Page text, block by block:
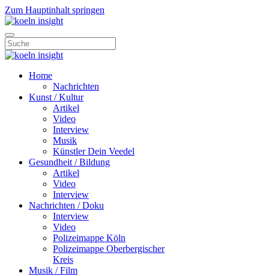
Zum Hauptinhalt springen
Home
Nachrichten
Kunst / Kultur
Artikel
Video
Interview
Musik
Künstler Dein Veedel
Gesundheit / Bildung
Artikel
Video
Interview
Nachrichten / Doku
Interview
Video
Polizeimappe Köln
Polizeimappe Oberbergischer
Kreis
Musik / Film